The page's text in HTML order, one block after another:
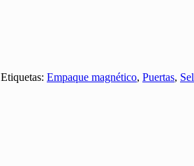
Etiquetas: Empaque magnético, Puertas,